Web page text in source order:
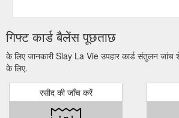
गिफ्ट कार्ड बैलेंस पूछताछ
के लिए जानकारी Slay La Vie उपहार कार्ड संतुलन
के लिए.
रसीद की जाँच करें